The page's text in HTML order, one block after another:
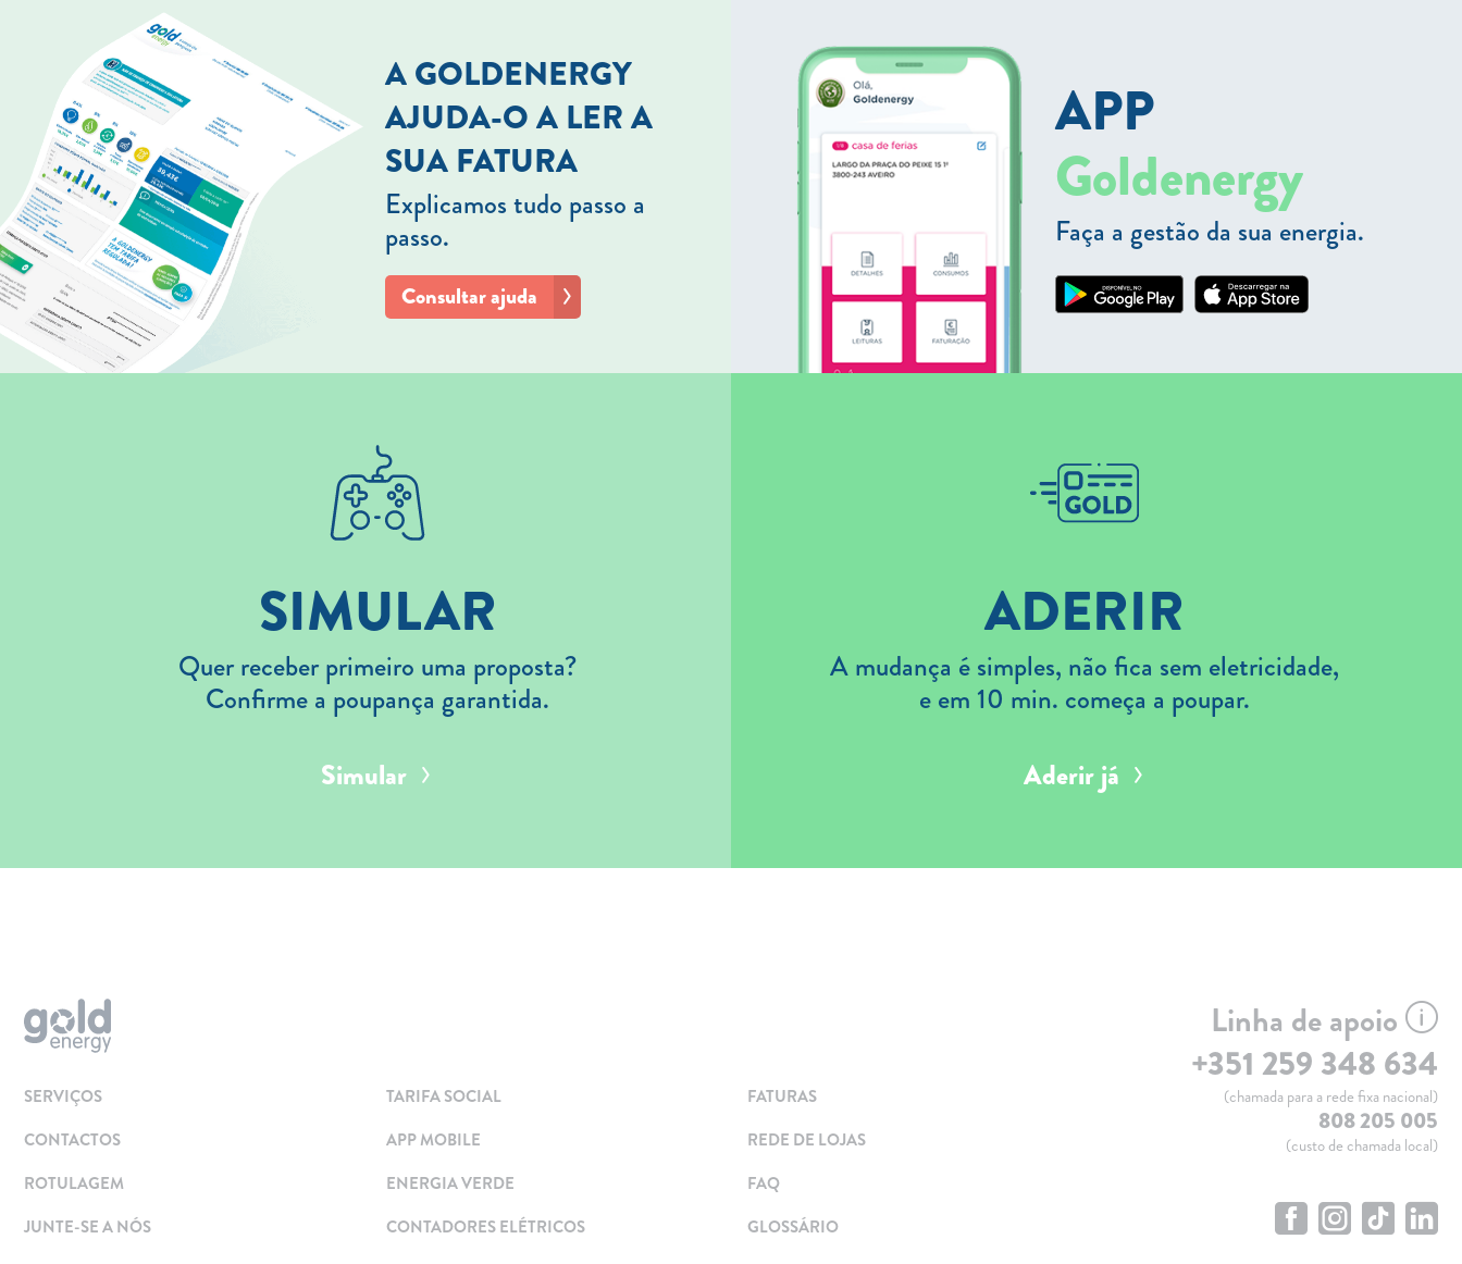
Simular
Solar
Painéis Solares
Excedentes de Produção
Energia verde
Mobilidade Elétrica
Carregar em Casa
A GOLDENERGY
AJUDA-O A LER A
SUA FATURA
Explicamos tudo passo a
passo.
Consultar ajuda
APP
Goldenergy
Faça a gestão da sua energia.
SIMULAR
Quer receber primeiro uma proposta?
Confirme a poupança garantida.
Simular
ADERIR
A mudança é simples, não fica sem eletricidade,
e em 10 min. começa a poupar.
Aderir já
SERVIÇOS
CONTACTOS
ROTULAGEM
JUNTE-SE A NÓS
TARIFA SOCIAL
APP MOBILE
ENERGIA VERDE
CONTADORES ELÉTRICOS
FATURAS
REDE DE LOJAS
FAQ
GLOSSÁRIO
Linha de apoio
+351 259 348 634
(chamada para a rede fixa nacional)
808 205 005
(custo de chamada local)